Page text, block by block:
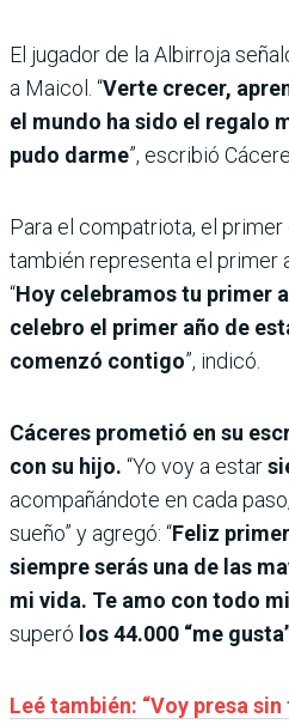
El jugador de la Albirroja
a Maicol. “Verte crecer,
el mundo ha sido el regalo
pudo darme”, escribió
Para el compatriota, el
también representa el primer
“Hoy celebramos tu primer
celebro el primer año de
comenzó contigo”, indicó.
Cáceres prometió en su
con su hijo. “Yo voy a estar
acompañándote en cada
sueño” y agregó: “Feliz
siempre serás una de las
mi vida. Te amo con todo
superó los 44.000 “me
Leé también: “Voy presa